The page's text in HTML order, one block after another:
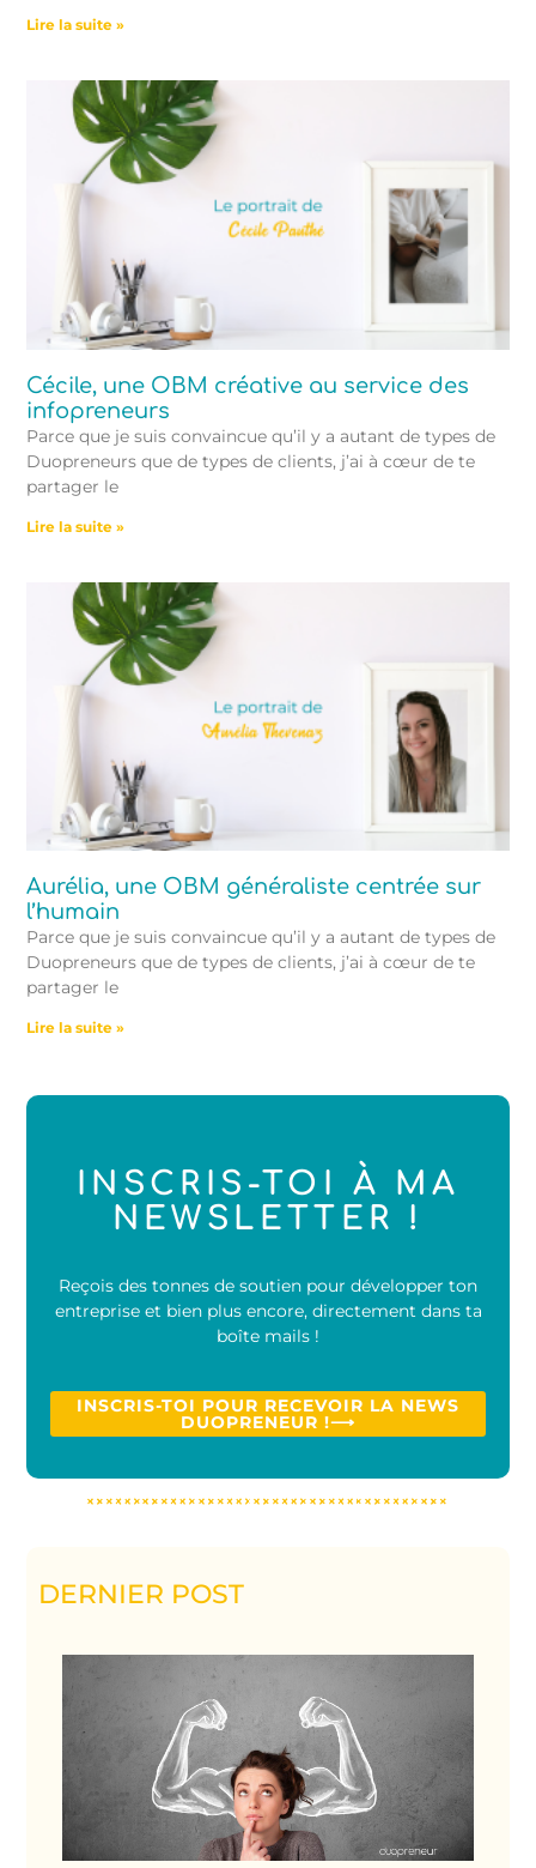
Lire la suite »
Cécile, une OBM créative au service des
infopreneurs
Parce que je suis convaincue qu’il y a autant de types de
Duopreneurs que de types de clients, j’ai à cœur de te
partager le
Lire la suite »
Aurélia, une OBM généraliste centrée sur
l’humain
Parce que je suis convaincue qu’il y a autant de types de
Duopreneurs que de types de clients, j’ai à cœur de te
partager le
Lire la suite »
INSCRIS-TOI À MA
NEWSLETTER !
Reçois des tonnes de soutien pour développer ton
entreprise et bien plus encore, directement dans ta
boîte mails !
INSCRIS-TOI POUR RECEVOIR LA NEWS
DUOPRENEUR !⟶
DERNIER POST